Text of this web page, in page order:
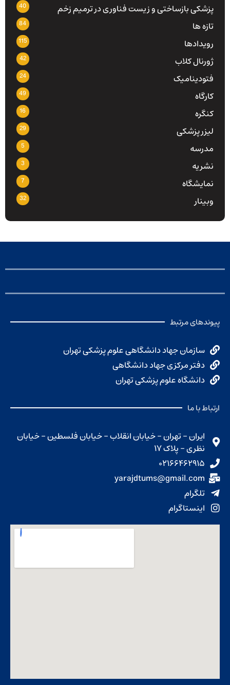
پزشکی بازساختی و زیست فناوری در ترمیم زخم 40
تازه ها 84
رویدادها 115
ژورنال کلاب 42
فتودینامیک 24
کارگاه 49
کنگره 16
لیزر پزشکی 29
مدرسه 5
نشریه 3
نمایشگاه 7
وبینار 32
پیوندهای مرتبط
سازمان جهاد دانشگاهی علوم پزشکی تهران
دفتر مرکزی جهاد دانشگاهی
دانشگاه علوم پزشکی تهران
ارتباط با ما
ایران - تهران - خیابان انقلاب - خیابان فلسطین - خیابان
نظری - پلاک ۱۷
۰۲۱۶۶۴۶۲۹۱۵
yarajdtums@gmail.com
تلگرام
اینستاگرام